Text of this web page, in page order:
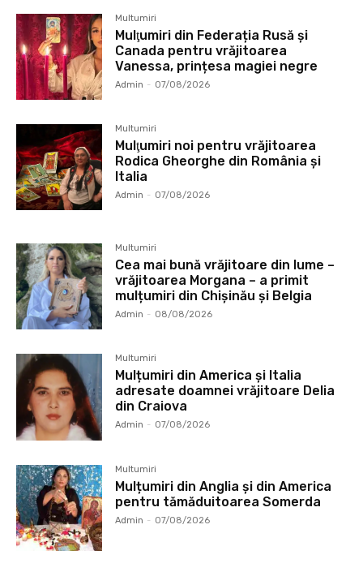
Multumiri
Mulţumiri din Federația Rusă și
Canada pentru vrăjitoarea
Vanessa, prințesa magiei negre
Admin - 07/08/2026
Multumiri
Mulţumiri noi pentru vrăjitoarea
Rodica Gheorghe din România și
Italia
Admin - 07/08/2026
Multumiri
Cea mai bună vrăjitoare din lume –
vrăjitoarea Morgana – a primit
mulțumiri din Chișinău și Belgia
Admin - 08/08/2026
Multumiri
Mulțumiri din America și Italia
adresate doamnei vrăjitoare Delia
din Craiova
Admin - 07/08/2026
Multumiri
Mulțumiri din Anglia și din America
pentru tămăduitoarea Somerda
Admin - 07/08/2026